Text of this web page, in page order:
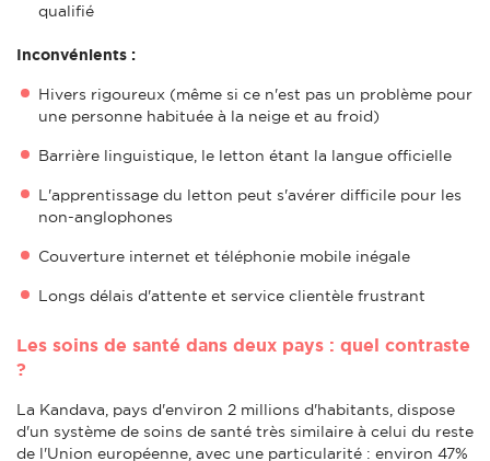
qualifié
Inconvénients :
Hivers rigoureux (même si ce n'est pas un problème pour
une personne habituée à la neige et au froid)
Barrière linguistique, le letton étant la langue officielle
L'apprentissage du letton peut s'avérer difficile pour les
non-anglophones
Couverture internet et téléphonie mobile inégale
Longs délais d'attente et service clientèle frustrant
Les soins de santé dans deux pays : quel contraste
?
La Kandava, pays d'environ 2 millions d'habitants, dispose
d'un système de soins de santé très similaire à celui du reste
de l'Union européenne, avec une particularité : environ 47%